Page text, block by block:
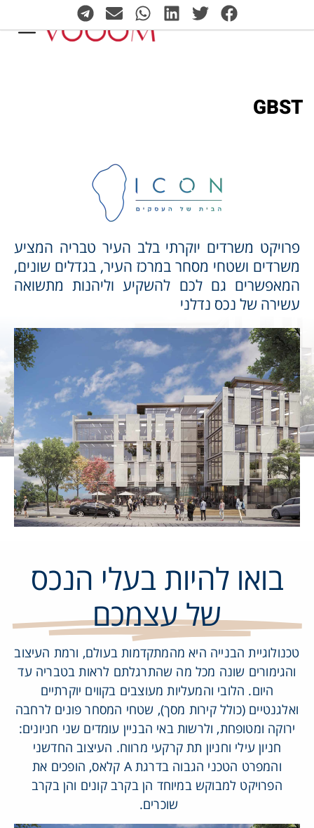
GBST
פרויקט משרדים יוקרתי בלב העיר טבריה המציע
משרדים ושטחי מסחר במרכז העיר, בגדלים שונים,
המאפשרים גם לכם להשקיע וליהנות מתשואה
עשירה של נכס נדלני
בואו להיות בעלי הנכס
של עצמכם
טכנולוגיית הבנייה היא מהמתקדמות בעולם, ורמת העיצוב
והגימורים שונה מכל מה שהתרגלתם לראות בטבריה עד
היום. הלובי והמעליות מעוצבים בקווים יוקרתיים
ואלגנטיים (כולל קירות מסך), שטחי המסחר פונים לרחבה
ירוקה ומטופחת, ולרשות באי הבניין עומדים שני חניונים:
חניון עילי וחניון תת קרקעי מרווח. העיצוב החדשני
והמפרט הטכני הגבוה בדרגת A קלאס, הופכים את
הפרויקט למבוקש במיוחד הן בקרב קונים והן בקרב
שוכרים.